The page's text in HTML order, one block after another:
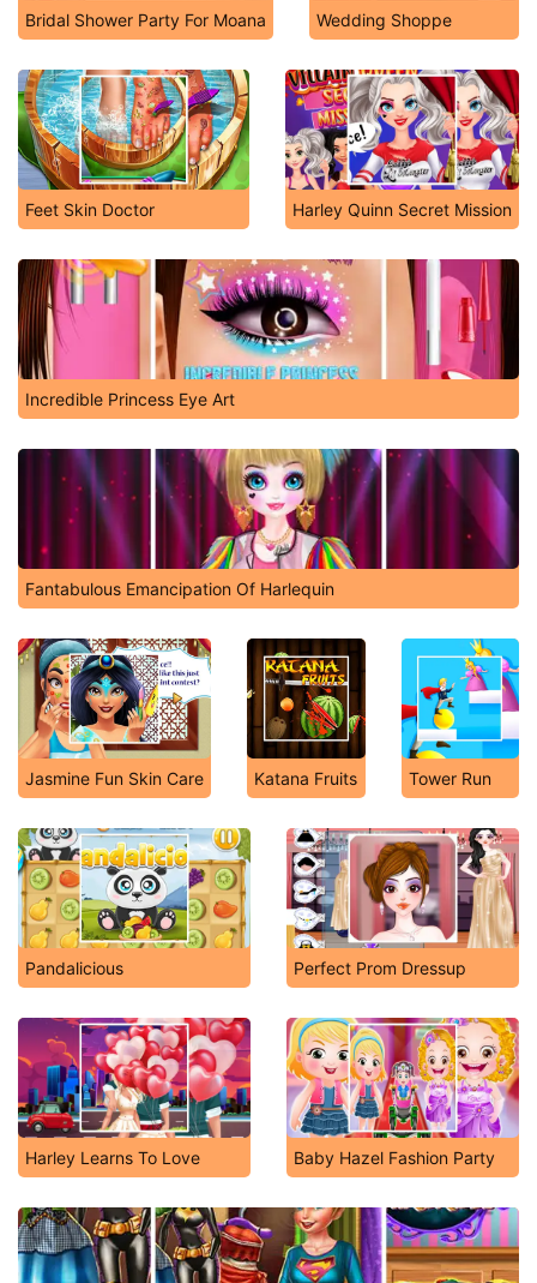
Bridal Shower Party For Moana Wedding Shoppe
Feet Skin Doctor Harley Quinn Secret Mission
Incredible Princess Eye Art
Fantabulous Emancipation Of Harlequin
Jasmine Fun Skin Care Katana Fruits Tower Run
Pandalicious Perfect Prom Dressup
Harley Learns To Love Baby Hazel Fashion Party